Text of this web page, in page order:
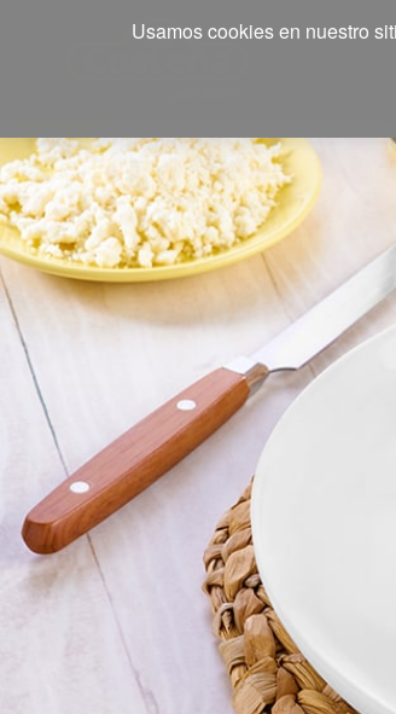
Usamos cookies en nuestro